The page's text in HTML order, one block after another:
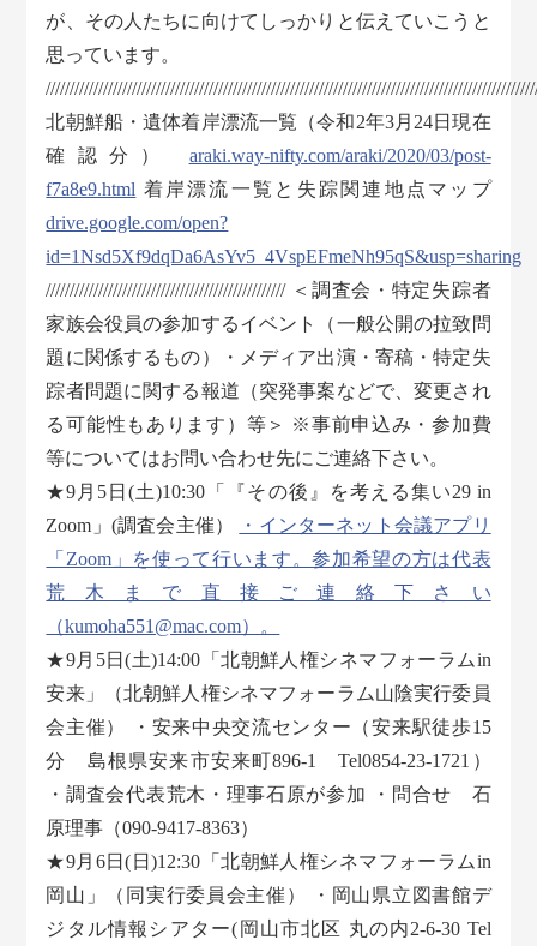
が、その人たちに向けてしっかりと伝えていこうと
思っています。
北朝鮮船・遺体着岸漂流一覧（令和2年3月24日現在
確認分） araki.way-nifty.com/araki/2020/03/post-
f7a8e9.html 着岸漂流一覧と失踪関連地点マップ
drive.google.com/open?
id=1Nsd5Xf9dqDa6AsYv5_4VspEFmeNh95qS&usp=sharing
////////////////////////////////////////////////// ＜調査会・特定失踪者
家族会役員の参加するイベント（一般公開の拉致問
題に関係するもの）・メディア出演・寄稿・特定失
踪者問題に関する報道（突発事案などで、変更され
る可能性もあります）等＞ ※事前申込み・参加費
等についてはお問い合わせ先にご連絡下さい。
★9月5日(土)10:30「『その後』を考える集い29 in
Zoom」(調査会主催）
・インターネット会議アプリ
「Zoom」を使って行います。参加希望の方は代表
荒木まで直接ご連絡下さい
（kumoha551@mac.com）。
★9月5日(土)14:00「北朝鮮人権シネマフォーラムin
安来」（北朝鮮人権シネマフォーラム山陰実行委員
会主催） ・安来中央交流センター（安来駅徒歩15
分 島根県安来市安来町896-1 Tel0854-23-1721）
・調査会代表荒木・理事石原が参加 ・問合せ 石
原理事（090-9417-8363）
★9月6日(日)12:30「北朝鮮人権シネマフォーラムin
岡山」（同実行委員会主催） ・岡山県立図書館デ
ジタル情報シアター(岡山市北区 丸の内2-6-30 Tel